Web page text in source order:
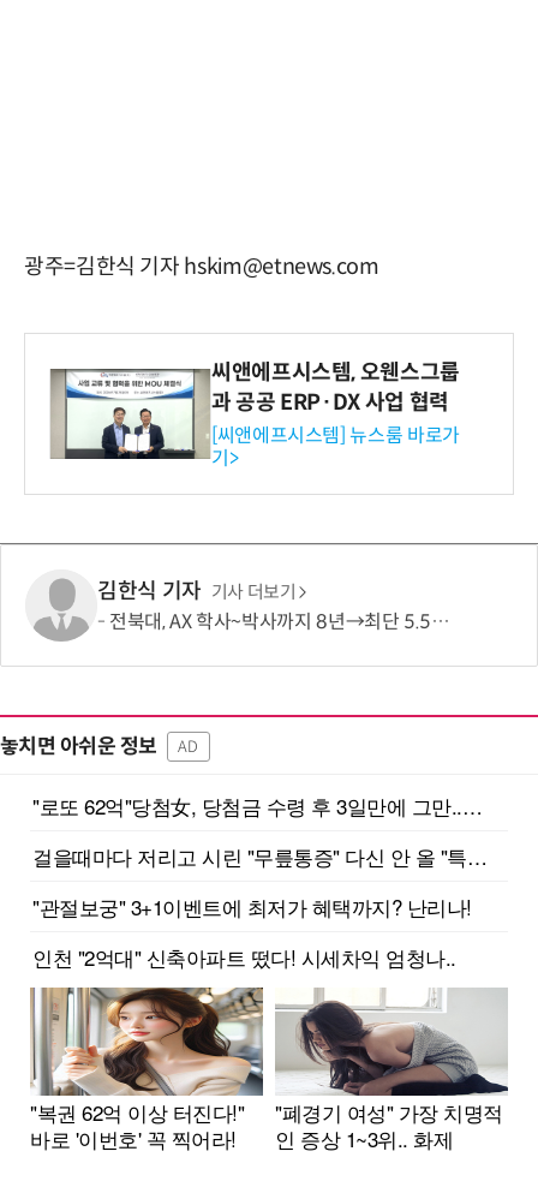
광주=김한식 기자 hskim@etnews.com
씨앤에프시스템, 오웬스그룹
과 공공 ERP·DX 사업 협력
[씨앤에프시스템] 뉴스룸 바로가
기>
김한식 기자 기사 더보기
전북대, AX 학사~박사까지 8년→최단 5.5년 가능…톱 100 AI 특화대학원 도약도
놓치면 아쉬운 정보 AD